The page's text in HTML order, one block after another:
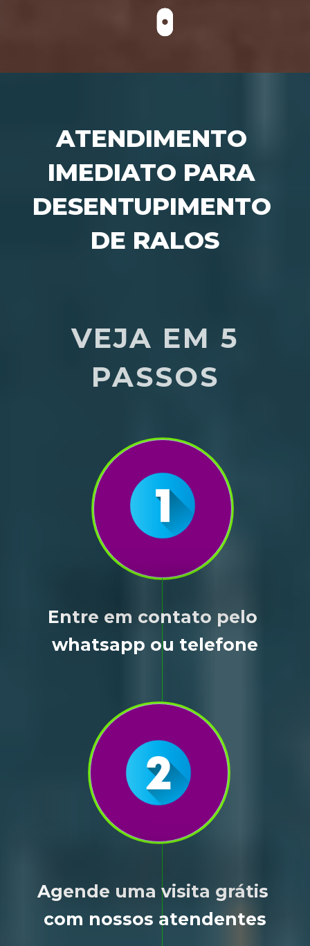
ATENDIMENTO
IMEDIATO PARA
DESENTUPIMENTO
DE RALOS
VEJA EM 5
PASSOS
Entre em contato pelo
whatsapp ou telefone
Agende uma visita grátis
com nossos atendentes